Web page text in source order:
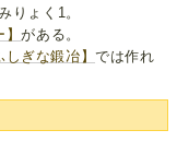
りょく1。
】がある。
しぎな鍛冶】では作れ